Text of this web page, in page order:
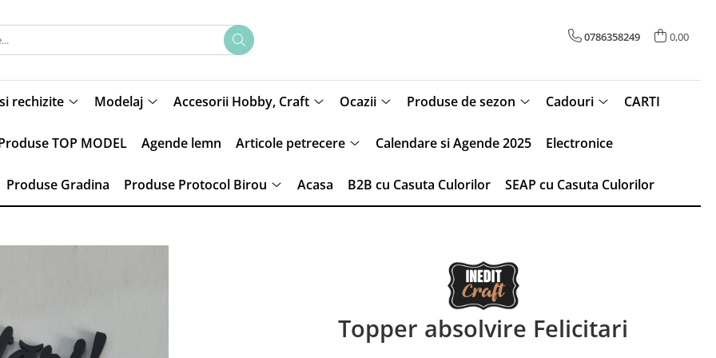
0786358249 0,00
rechizite Modelaj Accesorii Hobby, Craft Ocazii Produse de sezon Cadouri CARTI
TOP MODEL Agende lemn Articole petrecere Calendare si Agende 2025 Electronice
Produse Gradina Produse Protocol Birou Acasa B2B cu Casuta Culorilor SEAP cu Casuta Culorilor
Topper absolvire Felicitari